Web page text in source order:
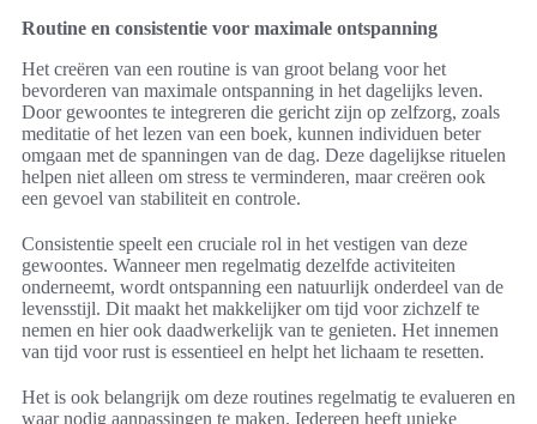
Routine en consistentie voor maximale ontspanning
Het creëren van een routine is van groot belang voor het
bevorderen van maximale ontspanning in het dagelijks leven.
Door gewoontes te integreren die gericht zijn op zelfzorg, zoals
meditatie of het lezen van een boek, kunnen individuen beter
omgaan met de spanningen van de dag. Deze dagelijkse rituelen
helpen niet alleen om stress te verminderen, maar creëren ook
een gevoel van stabiliteit en controle.
Consistentie speelt een cruciale rol in het vestigen van deze
gewoontes. Wanneer men regelmatig dezelfde activiteiten
onderneemt, wordt ontspanning een natuurlijk onderdeel van de
levensstijl. Dit maakt het makkelijker om tijd voor zichzelf te
nemen en hier ook daadwerkelijk van te genieten. Het innemen
van tijd voor rust is essentieel en helpt het lichaam te resetten.
Het is ook belangrijk om deze routines regelmatig te evalueren en
waar nodig aanpassingen te maken. Iedereen heeft unieke